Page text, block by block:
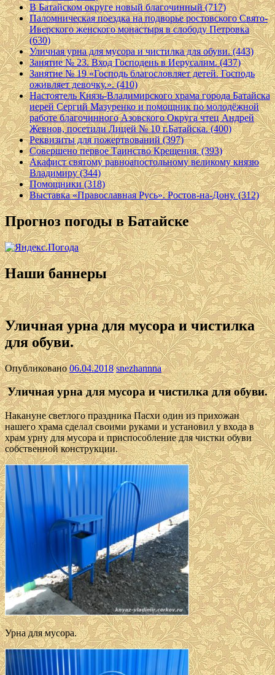
В Батайском округе новый благочинный (717)
Паломническая поездка на подворье ростовского Свято-
Иверского женского монастыря в слободу Петровка
(630)
Уличная урна для мусора и чистилка для обуви. (443)
Занятие № 23. Вход Господень в Иерусалим. (437)
Занятие № 19 «Господь благословляет детей. Господь
оживляет девочку.». (410)
Настоятель Князь-Владимирского храма города Батайска
иерей Сергий Мазуренко и помощник по молодёжной
работе благочинного Азовского Округа чтец Андрей
Жевнов, посетили Лицей № 10 г.Батайска. (400)
Реквизиты для пожертвований (397)
Совершено первое Таинство Крещения. (393)
Акафист святому равноапостольному великому князю
Владимиру (344)
Помощники (318)
Выставка «Православная Русь». Ростов-на-Дону. (312)
Прогноз погоды в Батайске
Наши баннеры
Уличная урна для мусора и чистилка
для обуви.
Опубликовано06.04.2018 snezhannna
Уличная урна для мусора и чистилка для обуви.
Накануне светлого праздника Пасхи один из прихожан
нашего храма сделал своими руками и установил у входа в
храм урну для мусора и приспособление для чистки обуви
собственной конструкции.
Урна для мусора.